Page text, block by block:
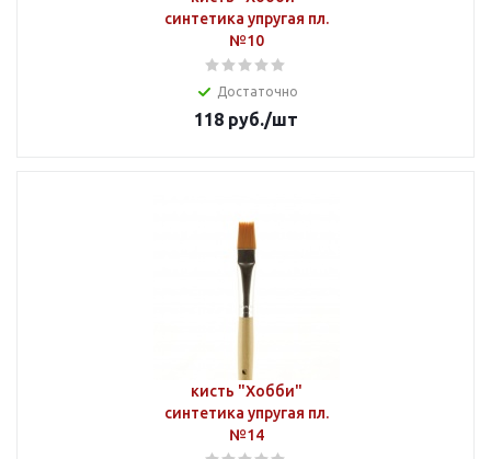
синтетика упругая пл.
№10
Достаточно
118 руб./шт
кисть "Хобби"
синтетика упругая пл.
№14